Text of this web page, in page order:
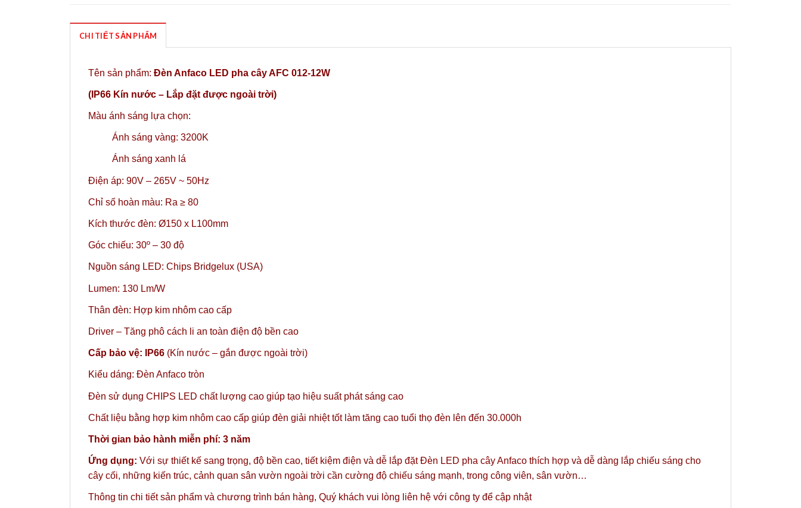
CHI TIẾT SẢN PHẨM
Tên sản phẩm: Đèn Anfaco LED pha cây AFC 012-12W
(IP66 Kín nước – Lắp đặt được ngoài trời)
Màu ánh sáng lựa chọn:
Ánh sáng vàng: 3200K
Ánh sáng xanh lá
Điện áp: 90V – 265V ~ 50Hz
Chỉ số hoàn màu: Ra ≥ 80
Kích thước đèn: Ø150 x L100mm
Góc chiếu: 30º – 30 độ
Nguồn sáng LED: Chips Bridgelux (USA)
Lumen: 130 Lm/W
Thân đèn: Hợp kim nhôm cao cấp
Driver – Tăng phô cách li an toàn điện độ bền cao
Cấp bảo vệ: IP66 (Kín nước – gắn được ngoài trời)
Kiểu dáng: Đèn Anfaco tròn
Đèn sử dụng CHIPS LED chất lượng cao giúp tạo hiệu suất phát sáng cao
Chất liệu bằng hợp kim nhôm cao cấp giúp đèn giải nhiệt tốt làm tăng cao tuổi thọ đèn lên đến 30.000h
Thời gian bảo hành miễn phí: 3 năm
Ứng dụng: Với sự thiết kế sang trọng, độ bền cao, tiết kiệm điện và dễ lắp đặt Đèn LED pha cây Anfaco thích hợp và dễ dàng lắp chiếu sáng cho
cây cối, những kiến trúc, cảnh quan sân vườn ngoài trời cần cường độ chiếu sáng mạnh, trong công viên, sân vườn…
Thông tin chi tiết sản phẩm và chương trình bán hàng, Quý khách vui lòng liên hệ với công ty để cập nhật